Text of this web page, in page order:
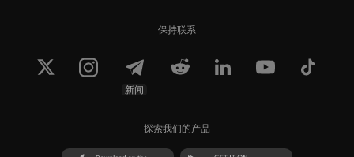
保持联系
新闻
探索我们的产品